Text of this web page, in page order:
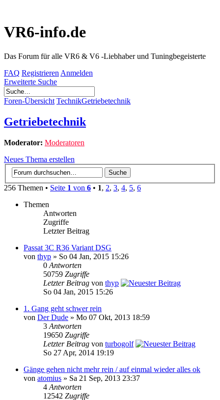
VR6-info.de
Das Forum für alle VR6 & V6 -Liebhaber und Tuningbegeisterte
FAQ Registrieren Anmelden
Erweiterte Suche
Foren-Übersicht TechnikGetriebetechnik
Getriebetechnik
Moderator: Moderatoren
Neues Thema erstellen
256 Themen • Seite 1 von 6 • 1, 2, 3, 4, 5, 6
Themen
Antworten
Zugriffe
Letzter Beitrag
Passat 3C R36 Variant DSG
von thyp » So 04 Jan, 2015 15:26
0 Antworten
50759 Zugriffe
Letzter Beitrag von thyp
So 04 Jan, 2015 15:26
1. Gang geht schwer rein
von Der Dude » Mo 07 Okt, 2013 18:59
3 Antworten
19650 Zugriffe
Letzter Beitrag von turbogolf
So 27 Apr, 2014 19:19
Gänge gehen nicht mehr rein / auf einmal wieder alles ok
von atomius » Sa 21 Sep, 2013 23:37
4 Antworten
12542 Zugriffe